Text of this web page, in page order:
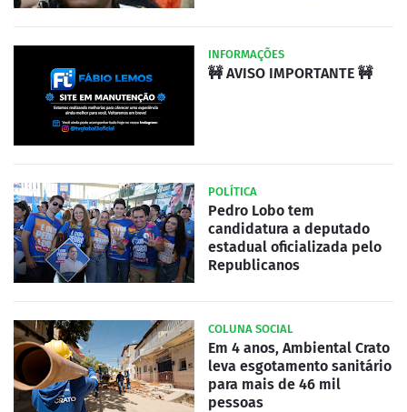
INFORMAÇÕES
🚧 AVISO IMPORTANTE 🚧
POLÍTICA
Pedro Lobo tem
candidatura a deputado
estadual oficializada pelo
Republicanos
COLUNA SOCIAL
Em 4 anos, Ambiental Crato
leva esgotamento sanitário
para mais de 46 mil
pessoas